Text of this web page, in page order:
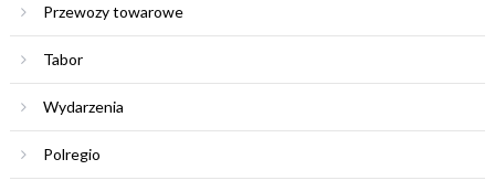
Przewozy towarowe
Tabor
Wydarzenia
Polregio